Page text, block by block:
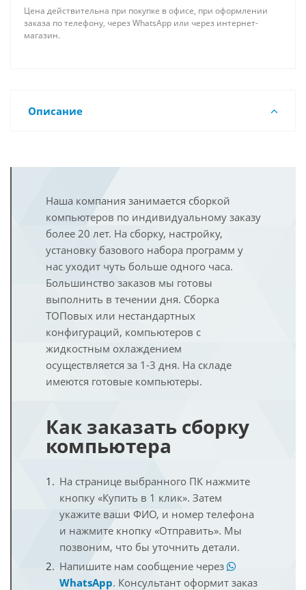
Цена действительна при покупке в офисе, при оформлении
заказа по телефону, через WhatsApp или через интернет-
магазин.
Описание
Наша компания занимается сборкой
компьютеров по индивидуальному заказу
более 20 лет. На сборку, настройку,
установку базового набора программ у
нас уходит чуть больше одного часа.
Большинство заказов мы готовы
выполнить в течении дня. Сборка
ТОПовых или нестандартных
конфигураций, компьютеров с
жидкостным охлаждением
осуществляется за 1-3 дня. На складе
имеются готовые компьютеры.
Как заказать сборку
компьютера
На странице выбранного ПК нажмите
кнопку «Купить в 1 клик». Затем
укажите ваши ФИО, и номер телефона
и нажмите кнопку «Отправить». Мы
позвоним, что бы уточнить детали.
Напишите нам сообщение через
WhatsApp. Консультант оформит заказ